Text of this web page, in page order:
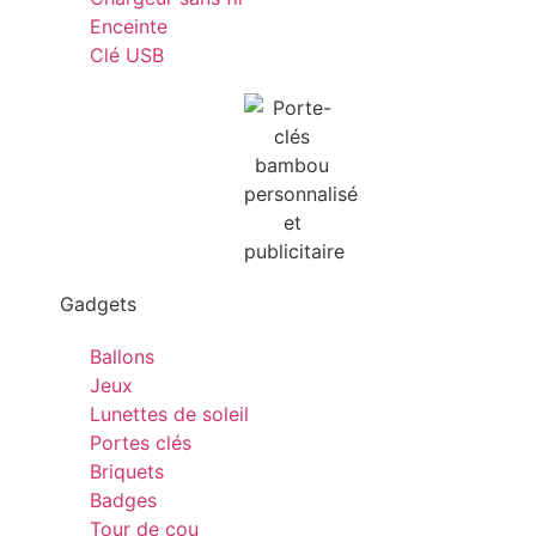
Enceinte
Clé USB
Gadgets
Ballons
Jeux
Lunettes de soleil
Portes clés
Briquets
Badges
Tour de cou